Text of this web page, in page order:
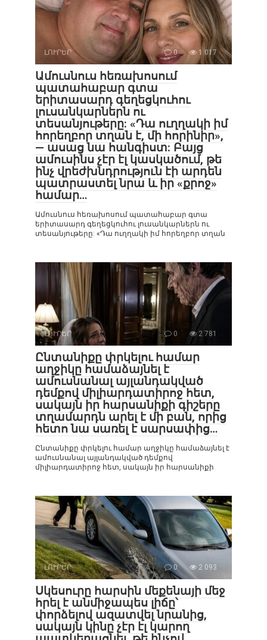
ԼՈՒՐԵՐ 0 1 017
Ամուսնուս հեռախոսում
պատահաբար գտա
երիտասարդ գեղեցկուհու
լուսանկարներն ու
տեսանյութերը: «Դա ուղղակի իմ
հորեղբոր տղան է, մի հորինիր»,
— ասաց նա հանգիստ: Բայց
ամուսինս չէր էլ կասկածում, թե
ինչ վրեժխնդրություն էի արդեն
պատրաստել նրա և իր «քրոջ»
համար…
Ամուսնուս հեռախոսում պատահաբար գտա
երիտասարդ գեղեցկուհու լուսանկարներն ու
տեսանյութերը: «Դա ուղղակի իմ հորեղբոր տղան
ԼՈՒՐԵՐ 0 2 781
Ընտանիքը փրկելու համար
աղջիկը համաձայնել է
ամուսնանալ այլանդակված
դեմքով միլիարդատիրոջ հետ,
սակայն իր հարսանիքի գիշերը
տղամարդն արել է մի բան, որից
հետո նա սառել է սարսափից…
Ընտանիքը փրկելու համար աղջիկը համաձայնել է
ամուսնանալ այլանդակված դեմքով
միլիարդատիրոջ հետ, սակայն իր հարսանիքի
ԼՈՒՐԵՐ 0 2 093
Սկեսուրը հարսին մեքենայի մեջ
հրել է անմիջապես լիճը՝
փորձելով ազատվել նրանից,
սակայն կինը չէր էլ կարող